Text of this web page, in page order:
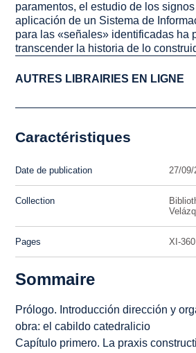
paramentos, el estudio de los
aplicación de un Sistema de
para las «señales» identificadas ha
transcender la historia de lo
AUTRES LIBRAIRIES EN LIGNE
Caractéristiques
Date de publication 27/09/
Collection
Pages XI-360
Sommaire
Prólogo. Introducción dirección y
obra: el cabildo catedralicio
Capítulo primero. La praxis